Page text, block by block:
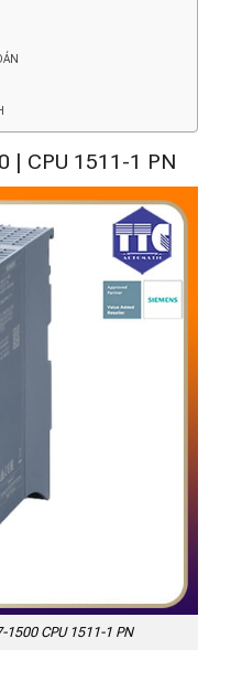
| CPU 1511-1 PN
CPU 1511-1 PN